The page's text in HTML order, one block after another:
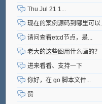
Thu Jul 21 1...
现在的案例源码到哪里可以...
请问查看etcd节点，是...
老大的这些图用什么画的？
进来看看、支持一下
你好，在 go 脚本文件...
赞